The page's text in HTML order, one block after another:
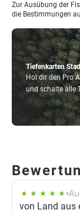
Tiefenkarten
Hol dir den Pro
und schalte alle
Zur Ausübung der
die Bestimmungen
von Land aus